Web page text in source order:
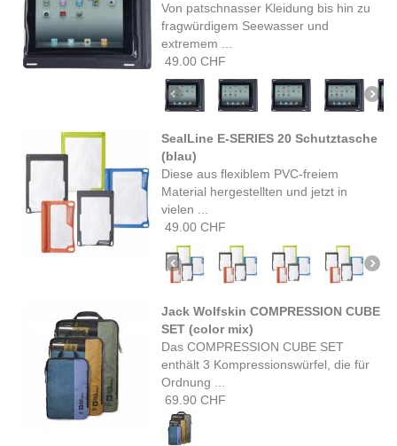
Von patschnasser Kleidung bis hin zu
fragwürdigem Seewasser und
extremem ...
49.00 CHF
SealLine E-SERIES 20 Schutztasche
(blau)
Diese aus flexiblem PVC-freiem
Material hergestellten und jetzt in
vielen ...
49.00 CHF
Jack Wolfskin COMPRESSION CUBE
SET (color mix)
Das COMPRESSION CUBE SET
enthält 3 Kompressionswürfel, die für
Ordnung ...
69.90 CHF